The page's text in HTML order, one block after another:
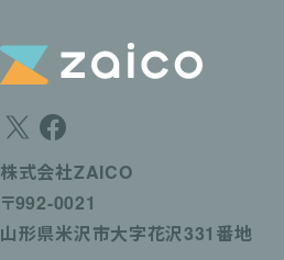
株式会社ZAICO
〒992-0021
山形県米沢市大字花沢331番地